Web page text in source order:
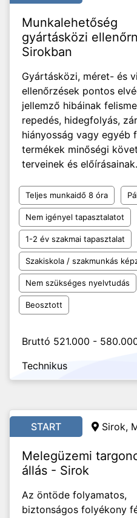
Munkalehetőség
gyártásközi
Sirokban
Gyártásközi, méret- és
ellenőrzések pontos
jellemző hibáinak
repedés, hidegfolyás,
hiányosság vagy egyéb
termékek minőségi
terveinek és
Teljes munkaidő 8 óra
Nem igényel tapasztalatot
1-2 év szakmai tapasztalat
Szakiskola / szakmunkás
Nem szükséges nyelvtudás
Beosztott
Bruttó 521.000 -
Technikus
START Sirok,
Melegüzemi
állás - Sirok
Az öntöde folyamatos,
biztonságos folyékony